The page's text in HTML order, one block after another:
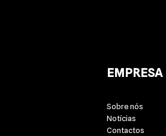
EMPRESA
Sobre nós
Notícias
Contactos